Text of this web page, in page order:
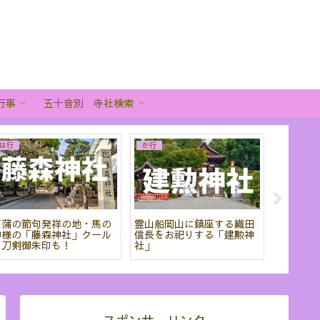
事 五十音別 寺社検索
は行
の節句発祥の地・馬の
の「藤森神社」クール
剣御朱印も！
か行
霊山船岡山に鎮座する織田
信長をお祀りする「建勲神
社」